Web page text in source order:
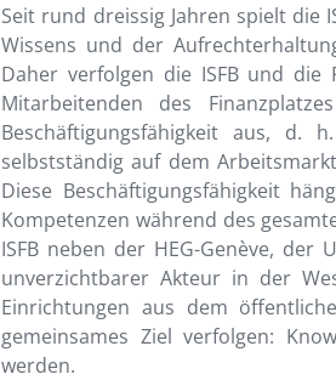
Seit rund dreissig Jahren spielt die
Wissens und der
Daher verfolgen die ISFB und die
Mitarbeitenden des
Beschäftigungsfähigkeit aus, d.
selbstständig auf dem
Diese Beschäftigungsfähigkeit
Kompetenzen während des
ISFB neben der HEG-Genève,
unverzichtbarer Akteur in der
Einrichtungen aus dem
gemeinsames Ziel verfolgen:
werden.